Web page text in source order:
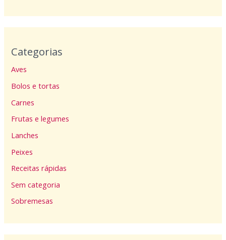
Categorias
Aves
Bolos e tortas
Carnes
Frutas e legumes
Lanches
Peixes
Receitas rápidas
Sem categoria
Sobremesas